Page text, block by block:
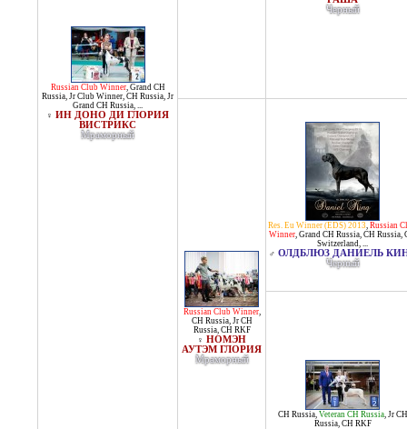
Russian Club Winner, Grand CH
Russia, Jr Club Winner, CH Russia, Jr
Grand CH Russia, ...
♀ ИН ДОНО ДИ ГЛОРИЯ
ВИСТРИКС
Мраморный
Черный
Russian Club Winner,
CH Russia, Jr CH
Russia, CH RKF
♀ НОМЭН
АУТЭМ ГЛОРИЯ
Мраморный
Res. Eu Winner (EDS) 2013, Russian
Winner, Grand CH Russia, CH Russia,
Switzerland, ...
♂ ОЛДБЛЮЗ ДАНИЕЛЬ
Черный
CH Russia, Veteran CH Russia, Jr CH
Russia, CH RKF